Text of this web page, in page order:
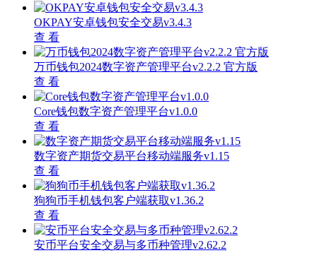
OKPAY安卓钱包安全交易v3.4.3
查 看
万币钱包2024数字资产管理平台v2.2.2 官方版
查 看
Core钱包数字资产管理平台v1.0.0
查 看
数字资产期货交易平台移动端服务v1.15
查 看
狗狗币手机钱包客户端获取v1.36.2
查 看
安币平台安全交易与多币种管理v2.62.2